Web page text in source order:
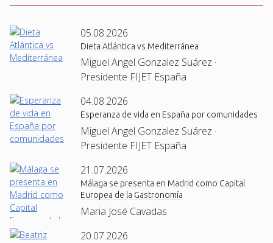
05.08.2026
Dieta Atlántica vs Mediterránea
Miguel Angel Gonzalez Suárez ·
Presidente FIJET España
04.08.2026
Esperanza de vida en España por comunidades
Miguel Angel Gonzalez Suárez ·
Presidente FIJET España
21.07.2026
Málaga se presenta en Madrid como Capital
Europea de la Gastronomía
Maria José Cavadas
20.07.2026